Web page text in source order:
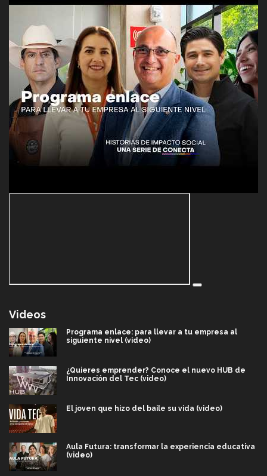
Videos
Programa enlace: para llevar a tu empresa al
siguiente nivel (video)
¿Quieres emprender? Conoce el nuevo HUB de
Innovación del Tec (video)
El joven que hizo del baile su vida (video)
Aula Futura: transformar la experiencia educativa
(video)